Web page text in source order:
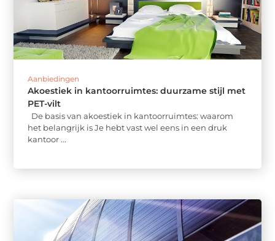
Aanbiedingen
Akoestiek in kantoorruimtes: duurzame stijl met
PET-vilt
De basis van akoestiek in kantoorruimtes: waarom
het belangrijk is Je hebt vast wel eens in een druk
kantoor ...